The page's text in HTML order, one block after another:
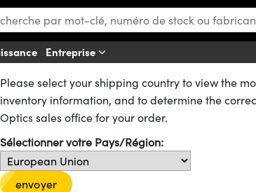
Entreprise
Adhésifs Optiques Pistolets à Jet et Pistons Manuels
(Cartouche de 30
304 4 In Stock
Use the plus and minus buttons to adjust the
+ €36
Please select your shipping country to view the
inventory information, and to determine the
Optics sales office for your order.
Sélectionner votre Pays/Région:
envoyer